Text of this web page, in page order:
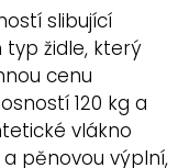
slibující
židle, který
cenu
120 kg a
vlákno
pěnovou výplní,